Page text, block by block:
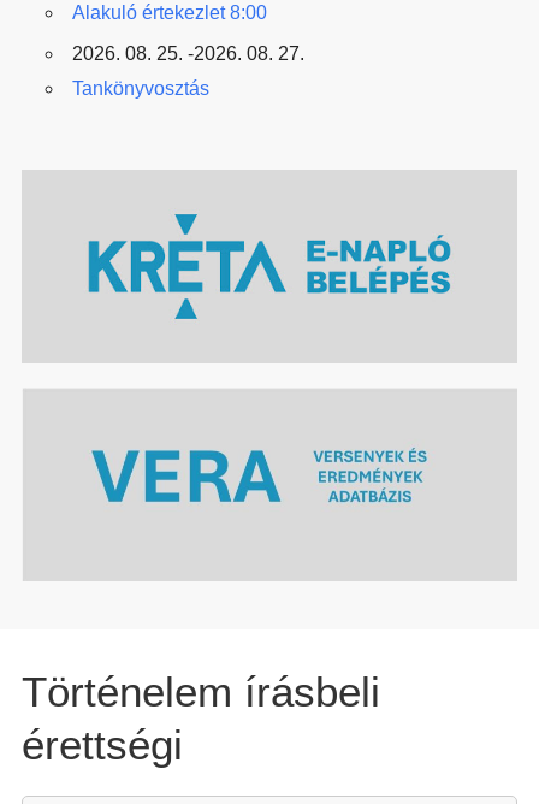
Alakuló értekezlet 8:00
2026. 08. 25. -2026. 08. 27.
Tankönyvosztás
Történelem írásbeli
érettségi